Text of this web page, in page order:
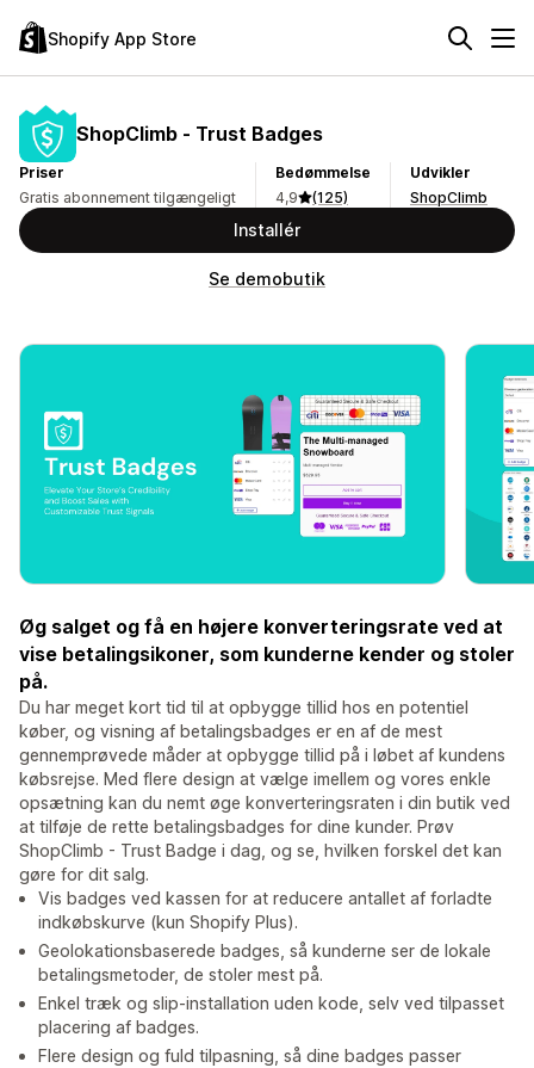
Shopify App Store
ShopClimb ‑ Trust Badges
Priser
Gratis abonnement tilgængeligt
Bedømmelse
4,9
(125)
Udvikler
ShopClimb
Installér
Se demobutik
Øg salget og få en højere konverteringsrate ved at
vise betalingsikoner, som kunderne kender og stoler
på.
Du har meget kort tid til at opbygge tillid hos en potentiel
køber, og visning af betalingsbadges er en af de mest
gennemprøvede måder at opbygge tillid på i løbet af kundens
købsrejse. Med flere design at vælge imellem og vores enkle
opsætning kan du nemt øge konverteringsraten i din butik ved
at tilføje de rette betalingsbadges for dine kunder. Prøv
ShopClimb - Trust Badge i dag, og se, hvilken forskel det kan
gøre for dit salg.
Vis badges ved kassen for at reducere antallet af forladte
indkøbskurve (kun Shopify Plus).
Geolokationsbaserede badges, så kunderne ser de lokale
betalingsmetoder, de stoler mest på.
Enkel træk og slip-installation uden kode, selv ved tilpasset
placering af badges.
Flere design og fuld tilpasning, så dine badges passer